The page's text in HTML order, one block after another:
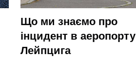
Що ми знаємо про
інцидент в аеропорту
Лейпцига